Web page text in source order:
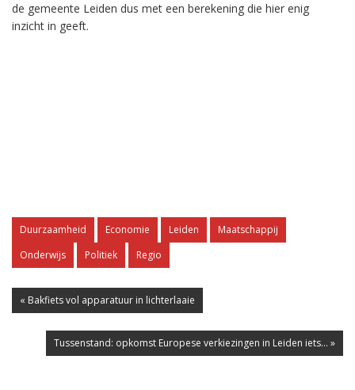
de gemeente Leiden dus met een berekening die hier enig
inzicht in geeft.
Duurzaamheid Economie Leiden
Maatschappij
Onderwijs
Politiek Regio
« Bakfiets vol apparatuur in lichterlaaie
Tussenstand: opkomst Europese verkiezingen in Leiden iets... »